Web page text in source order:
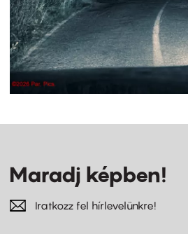
Maradj képben!
Iratkozz fel hírlevelünkre!